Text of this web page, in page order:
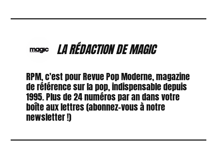
LA RÉDACTION DE MAGIC
RPM, c'est pour Revue Pop Moderne, magazine
de référence sur la pop, indispensable depuis
1995. Plus de 24 numéros par an dans votre
boîte aux lettres (abonnez-vous à notre
newsletter !)